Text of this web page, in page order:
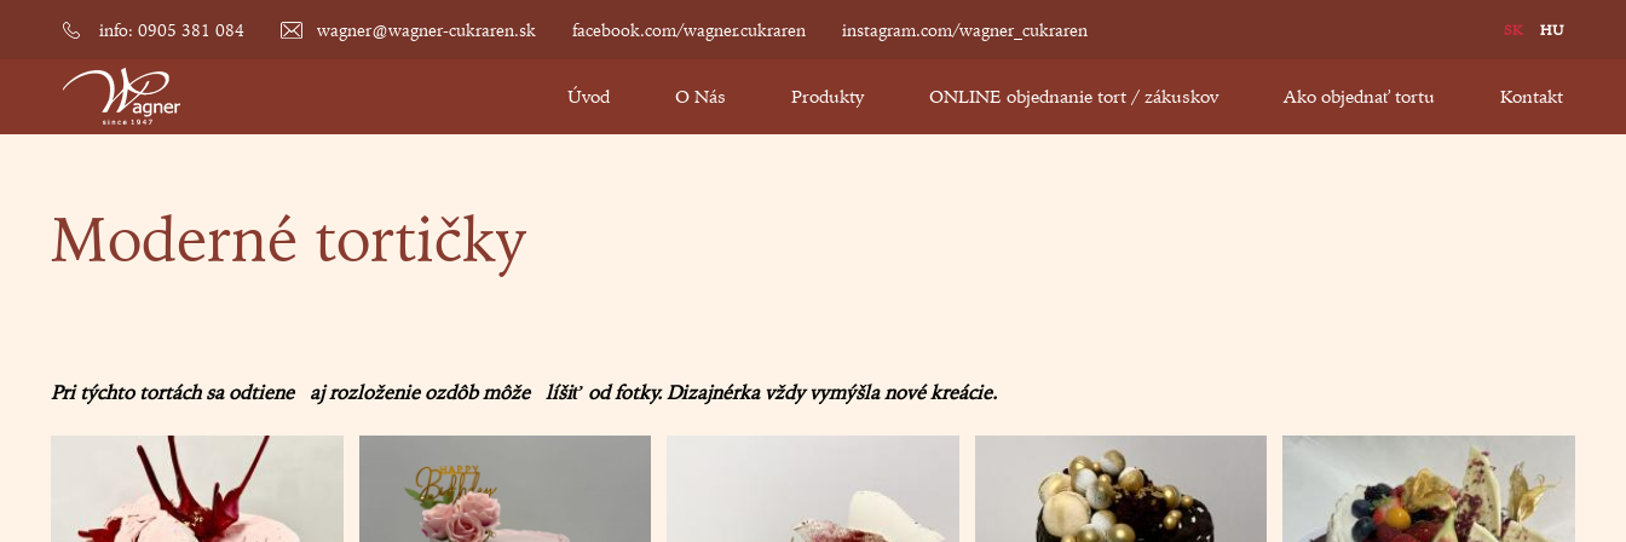
navigation
info: 0905 381 084 wagner@wagner-cukraren.sk facebook.com/wagner.cukraren instagram.com/wagner_cukraren SK HU
Úvod O Nás Produkty ONLINE objednanie tort / zákuskov Ako objednať tortu Kontakt
Back
to
Moderné tortičky
Pri týchto tortách sa odtiene aj rozloženie ozdôb môže líšiť od fotky. Dizajnérka vždy vymýšla nové kreácie.